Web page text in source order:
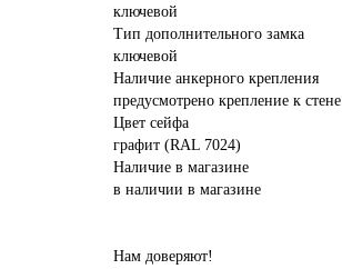
ключевой
Тип дополнительного замка
ключевой
Наличие анкерного крепления
предусмотрено крепление к стене
Цвет сейфа
графит (RAL 7024)
Наличие в магазине
в наличии в магазине
Нам доверяют!